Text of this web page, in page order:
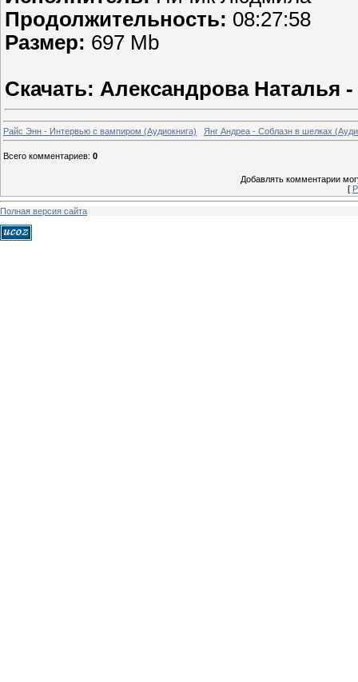
Продолжительность: 08:27:58
Размер: 697 Mb
Скачать: Александрова Наталья
Райс Энн - Интервью с вампиром (Аудиокнига) Янг Андреа - Соблазн в шелках
Всего комментариев: 0
Добавлять комментарии
[
Полная версия сайта